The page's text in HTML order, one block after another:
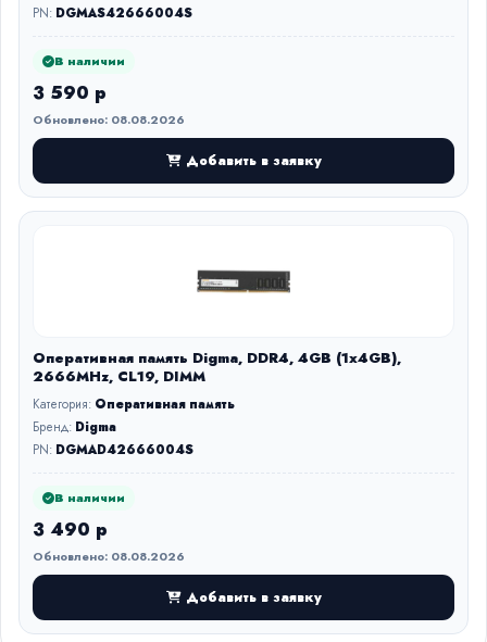
PN: DGMAS42666004S
В наличии
3 590 р
Обновлено: 08.08.2026
Добавить в заявку
Оперативная память Digma, DDR4, 4GB (1x4GB),
2666MHz, CL19, DIMM
Категория: Оперативная память
Бренд: Digma
PN: DGMAD42666004S
В наличии
3 490 р
Обновлено: 08.08.2026
Добавить в заявку